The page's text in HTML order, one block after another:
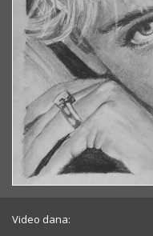
Video dana: